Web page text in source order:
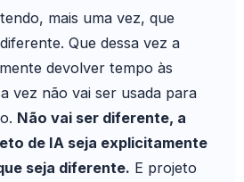
mais uma vez, que
Que dessa vez a
devolver tempo às
vez não vai ser usada para
Não vai ser diferente, a
de IA seja explicitamente
seja diferente. E projeto